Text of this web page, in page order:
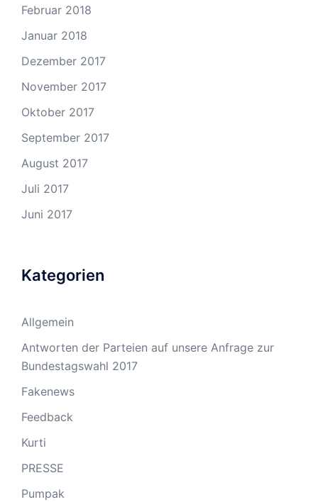
Februar 2018
Januar 2018
Dezember 2017
November 2017
Oktober 2017
September 2017
August 2017
Juli 2017
Juni 2017
Kategorien
Allgemein
Antworten der Parteien auf unsere Anfrage zur
Bundestagswahl 2017
Fakenews
Feedback
Kurti
PRESSE
Pumpak